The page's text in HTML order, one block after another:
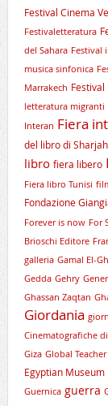
Festival Cinema
Festivaletteratura
del Sahara Festival
musica sinfonica
Marrakech
letteratura migranti
Interan Fiera
del libro di Sharjah
libro fiera libero
Fiera libro Tunisi
Fondazione
Forever is now For
Brioschi Editore
galleria Gamal El-
Gedda Gehry
Ghassan Zaqtan
Giordania
Cinematografiche
Giza Global
Egyptian Museum
Guernica guerra